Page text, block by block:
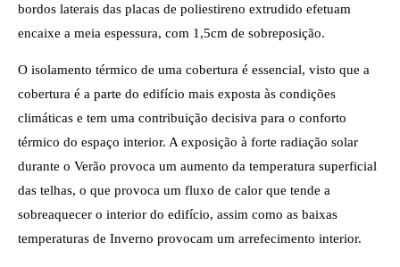
bordos laterais das placas de poliestireno extrudido efetuam
encaixe a meia espessura, com 1,5cm de sobreposição.
O isolamento térmico de uma cobertura é essencial, visto que a
cobertura é a parte do edifício mais exposta às condições
climáticas e tem uma contribuição decisiva para o conforto
térmico do espaço interior. A exposição à forte radiação solar
durante o Verão provoca um aumento da temperatura superficial
das telhas, o que provoca um fluxo de calor que tende a
sobreaquecer o interior do edifício, assim como as baixas
temperaturas de Inverno provocam um arrefecimento interior.